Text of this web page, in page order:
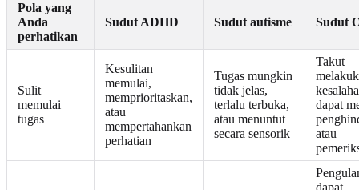
Pola yang
Anda
perhatikan
Sudut ADHD Sudut autisme Sudut
Sulit
memulai
tugas
Kesulitan
memulai,
memprioritaskan,
atau
mempertahankan
perhatian
Tugas mungkin
tidak jelas,
terlalu terbuka,
atau menuntut
secara sensorik
Takut
dapat
atau
dapat